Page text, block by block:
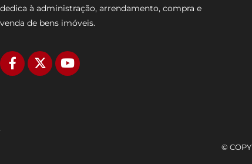
dedica à administração, arrendamento, compra e
venda de bens imóveis.
©